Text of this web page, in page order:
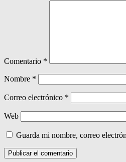
Comentario *
Nombre *
Correo electrónico *
Web
Guarda mi nombre, correo